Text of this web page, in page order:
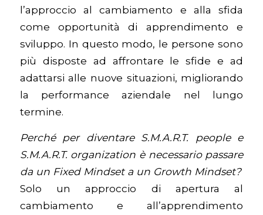
l’approccio al cambiamento e alla sfida
come opportunità di apprendimento e
sviluppo. In questo modo, le persone sono
più disposte ad affrontare le sfide e ad
adattarsi alle nuove situazioni, migliorando
la performance aziendale nel lungo
termine.
Perché per diventare S.M.A.R.T. people e
S.M.A.R.T. organization è necessario passare
da un Fixed Mindset a un Growth Mindset?
Solo un approccio di apertura al
cambiamento e all’apprendimento